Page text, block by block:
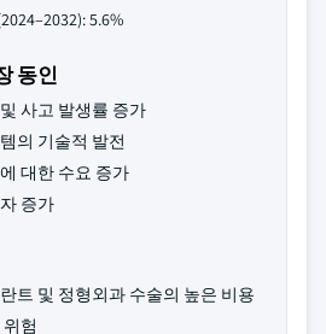
5.6%
동인
사고 발생률 증가
의 기술적 발전
대한 수요 증가
증가
트 및 정형외과 수술의 높은 비용
험